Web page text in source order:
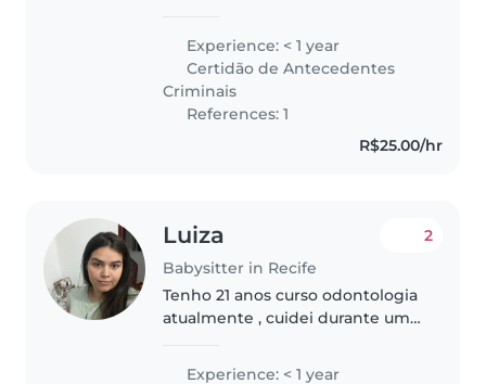
música e jogos! Cuido com
carinho de pets, cozinho e ajudo
nas..
Experience: < 1 year
Certidão de Antecedentes
Criminais
References: 1
R$25.00/hr
Luiza
Babysitter in Recife
2
Tenho 21 anos curso odontologia
atualmente , cuidei durante um
,gosto de brincar sei cozinhar
Experience: < 1 year